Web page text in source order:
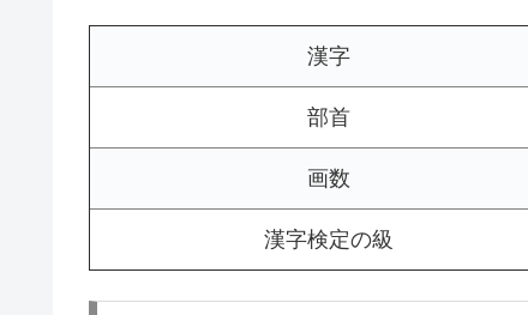
漢字
部首
画数
漢字検定の級